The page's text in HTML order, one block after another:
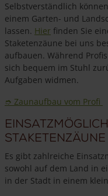
Selbstverständlich
einem Garten- und
lassen. Hier finden Sie
Staketenzäune bei uns
aufbauen. Während
sich bequem im Stuhl
Aufgaben widmen.
➮ Zaunaufbau vom Profi
Staketenzäune
Es gibt zahlreiche
sowohl auf dem Land in
in der Stadt in einem